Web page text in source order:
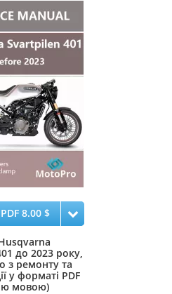
8.00 $
до 2023 року,
з ремонту та
у форматі PDF
мовою)